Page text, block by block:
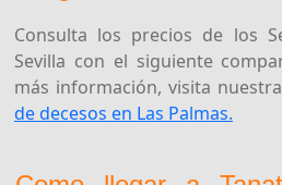
Consulta los precios de los
Sevilla con el siguiente
más información, visita
de decesos en Las Palmas.